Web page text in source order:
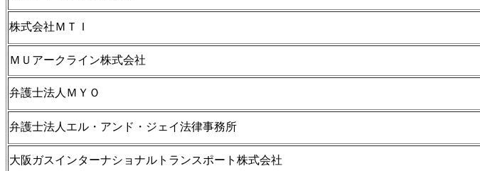
株式会社ＭＴＩ
ＭＵアークライン株式会社
弁護士法人ＭＹＯ
弁護士法人エル・アンド・ジェイ法律事務所
大阪ガスインターナショナルトランスポート株式会社